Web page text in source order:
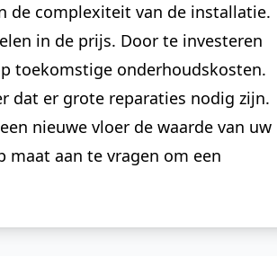
de complexiteit van de installatie.
in de prijs. Door te investeren
toekomstige onderhoudskosten.
dat er grote reparaties nodig zijn.
nieuwe vloer de waarde van uw
maat aan te vragen om een